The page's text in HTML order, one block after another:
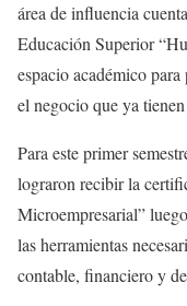
área de influencia
Educación Superior
espacio académico
el negocio que ya
Para este primer
lograron recibir la
Microempresarial”
las herramientas
contable, financiero y